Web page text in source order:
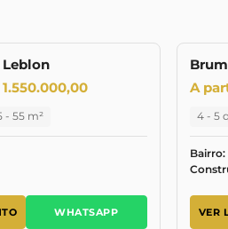
Leblon
- 55 m²
WHATSAPP
A
4 - 5
Bairro:
VER